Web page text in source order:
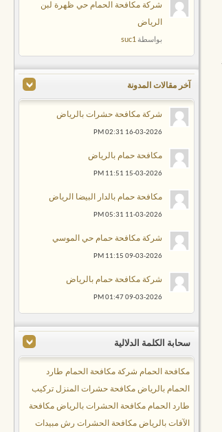
شركة مكافحة الحمام حي ظهرة لبن
الرياض
بواسطةsuc1
آخر مقالات المدونة
شركة مكافحة حشرات بالرياض
16-03-2026
02:31 PM
مكافحة حمام بالرياض
15-03-2026
11:51 PM
مكافحة حمام بالدار البيضا الرياض
11-03-2026
05:31 PM
شركة مكافحة حمام حي الموسي
09-03-2026
11:15 PM
شركة مكافحة حمام بالرياض
09-03-2026
01:47 PM
سحابة الكلمة الدلالية
مكافحة الحمام شركة مكافحة الحمام طارد
الحمام بالرياض مكافحة حشرات المنزل تركيب
طارد الحمام مكافحة الحشرات بالرياض مكافحة
الآفات بالرياض مكافحة الحشرات رش مبيدات